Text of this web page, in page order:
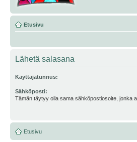
Etusivu
Lähetä salasana
Käyttäjätunnus:
Sähköposti:
Tämän täytyy olla sama sähköpostiosoite, jonka
Etusivu